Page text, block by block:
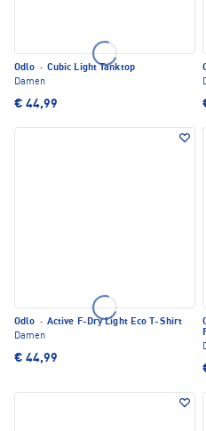
Odlo · Cubic Light Tanktop
Damen
€ 44,99
Odlo · Active F-Dry Light Eco T-Shirt
Damen
€ 44,99